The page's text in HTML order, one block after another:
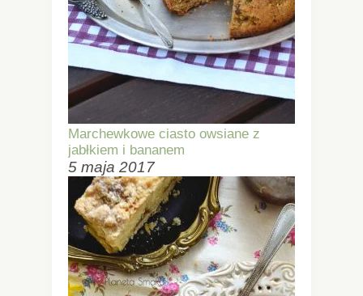
Marchewkowe ciasto owsiane z
jabłkiem i bananem
5 maja 2017